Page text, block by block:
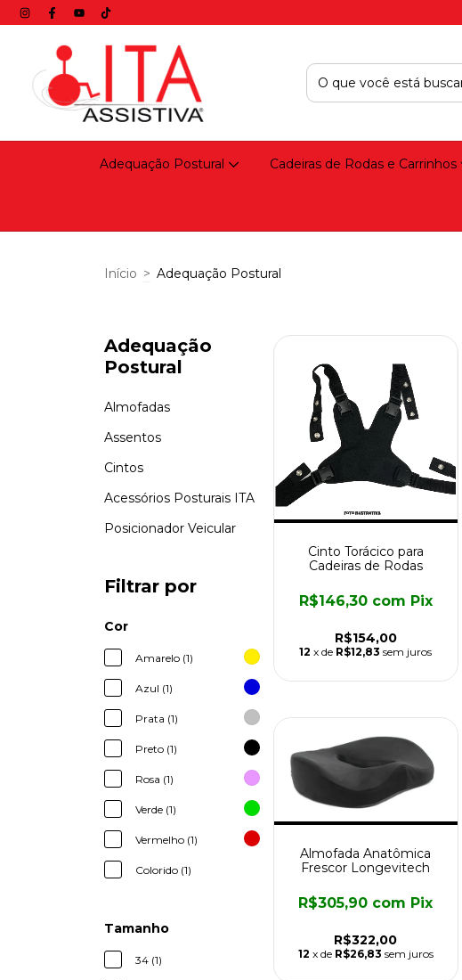
Adequação Postural Cadeiras de Rodas e Carrinhos
Início > Adequação Postural
Adequação
Postural
Almofadas
Assentos
Cintos
Acessórios Posturais ITA
Posicionador Veicular
Filtrar por
Cor
Amarelo (1)
Azul (1)
Prata (1)
Preto (1)
Rosa (1)
Verde (1)
Vermelho (1)
Colorido (1)
Tamanho
34 (1)
Cinto Torácico para
Cadeiras de Rodas
R$154,00
R$146,30 com Pix
12 x de R$12,83 sem juros
Almofada Anatômica
Frescor Longevitech
R$322,00
R$305,90 com Pix
12 x de R$26,83 sem juros